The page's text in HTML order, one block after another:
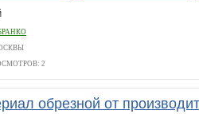
2
обрезной от